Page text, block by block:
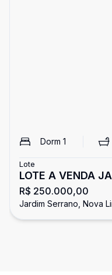
Dorm 1
Lote
LOTE A VENDA
R$ 250.000,00
Jardim Serrano, Nova